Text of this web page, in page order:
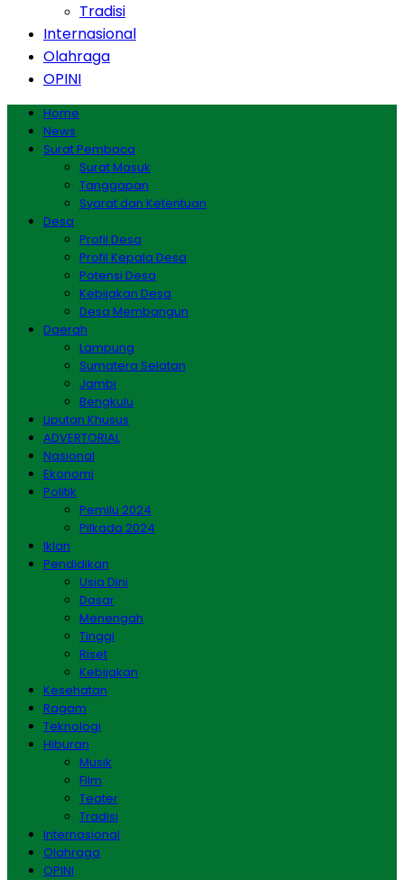
Tradisi
Internasional
Olahraga
OPINI
Home
News
Surat Pembaca
Surat Masuk
Tanggapan
Syarat dan Ketentuan
Desa
Profil Desa
Profil Kepala Desa
Potensi Desa
Kebijakan Desa
Desa Membangun
Daerah
Lampung
Sumatera Selatan
Jambi
Bengkulu
Liputan Khusus
ADVERTORIAL
Nasional
Ekonomi
Politik
Pemilu 2024
Pilkada 2024
Iklan
Pendidikan
Usia Dini
Dasar
Menengah
Tinggi
Riset
Kebijakan
Kesehatan
Ragam
Teknologi
Hiburan
Musik
Film
Teater
Tradisi
Internasional
Olahraga
OPINI